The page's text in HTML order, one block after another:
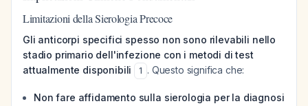
Limitazioni della Sierologia Precoce
Gli anticorpi specifici spesso non sono rilevabili nello
stadio primario dell'infezione con i metodi di test
attualmente disponibili
1 . Questo significa che:
Non fare affidamento sulla sierologia per la diagnosi